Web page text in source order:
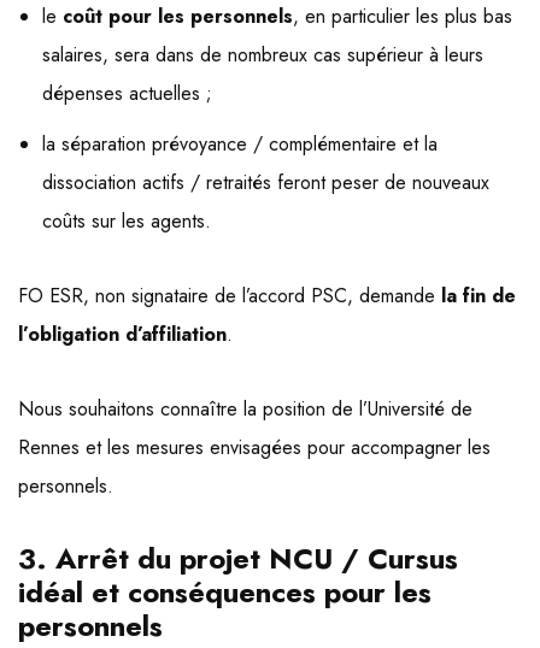
le coût pour les personnels, en particulier les plus bas
salaires, sera dans de nombreux cas supérieur à leurs
dépenses actuelles ;
la séparation prévoyance / complémentaire et la
dissociation actifs / retraités feront peser de nouveaux
coûts sur les agents.
FO ESR, non signataire de l’accord PSC, demande la fin de
l’obligation d’affiliation.
Nous souhaitons connaître la position de l’Université de
Rennes et les mesures envisagées pour accompagner les
personnels.
3. Arrêt du projet NCU / Cursus
idéal et conséquences pour les
personnels